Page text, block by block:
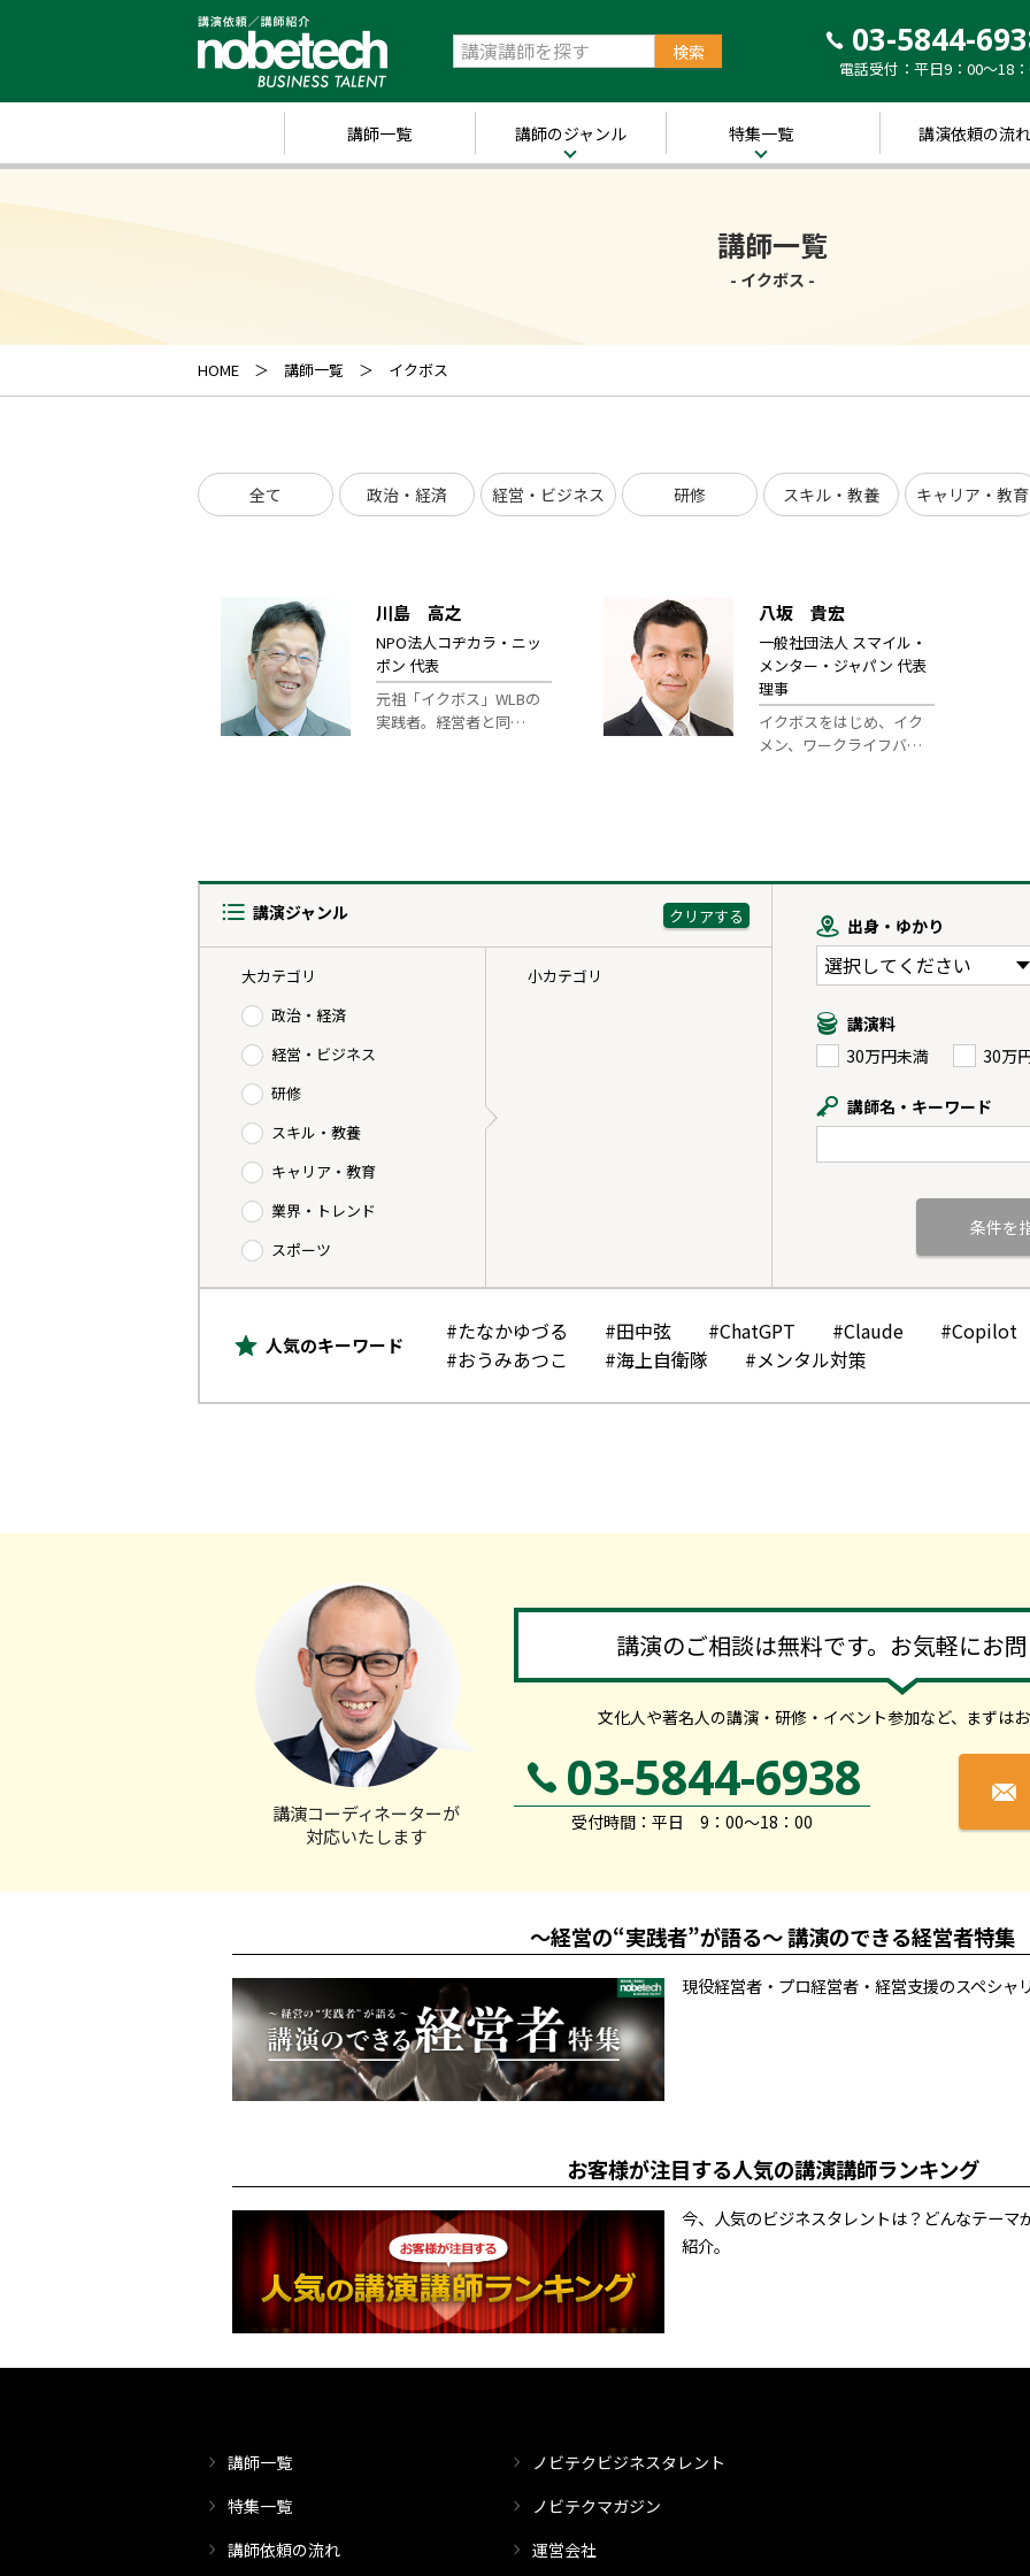
03-5844-
電話受付：平日9：00～18
講師一覧 講師のジャンル 特集一覧
～経営の“実践者”が
語る～ 講演のできる
経営者特集
y”において「10分講
講演依頼の流れ
講師一覧
- イクボス -
HOME 講師一覧 イクボス
全て 政治・経済 経営・ビジネス 研修 スキル・教養 キャリア・教育
川島 高之
NPO法人コヂカラ・ニッ
ポン 代表
元祖「イクボス」WLBの
実践者。経営者と同…
八坂 貴宏
一般社団法人 スマイル・
メンター・ジャパン 代表
理事
イクボスをはじめ、イク
メン、ワークライフバ…
講演ジャンル
大カテゴリ
政治・経済
経営・ビジネス
研修
スキル・教養
キャリア・教育
業界・トレンド
スポーツ
小カテゴリ
出身・ゆかり
講演料
30万円未満
30万
講師名・キーワード
人気のキーワード
#たなかゆづる #田中弦 #ChatGPT #Claude
#Copilot
#おうみあつこ
#海上自衛隊 #メンタル対策
講演のご相談は無料です。お気軽にお
文化人や著名人の講演・研修・イベント参加など、 まずは
講演コーディネーターが
対応いたします
03-5844-6938
受付時間：平日 9：00～18：00
～経営の“実践者”が語る～ 講演のできる経営者特集
現役経営者・プロ経営者・経営支援のスペシャ
お客様が注目する人気の講演講師ランキング
今、人気のビジネスタレントは？どんなテー
紹介。
講師一覧
特集一覧
講師依頼の流れ
ノビテクビジネスタレント
ノビテクマガジン
運営会社